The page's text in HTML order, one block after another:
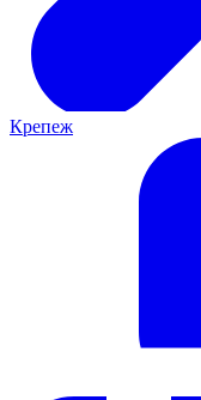
Крепеж